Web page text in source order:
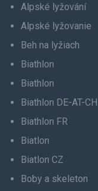
Alpské lyžování
Alpské lyžovanie
Beh na lyžiach
Biathlon
Biathlon
Biathlon DE-AT-CH
Biathlon FR
Biatlon
Biatlon CZ
Boby a skeleton